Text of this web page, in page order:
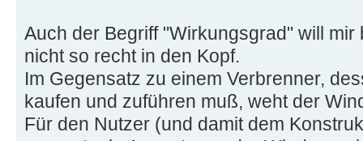
Auch der Begriff "Wirkungsgrad" will
nicht so recht in den Kopf.
Im Gegensatz zu einem Verbrenner,
kaufen und zuführen muß, weht der
Für den Nutzer (und damit dem